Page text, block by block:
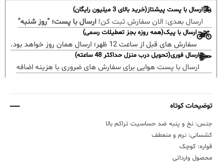
ارسال با پست پیشتاز(خرید بالای 3 میلیون رایگان)
ارسال بعدی: الان سفارش ثبت کن! ارسال با پست؛ "روز شنبه"
ارسال با پیک(همه روزه بجز تعطیلات رسمی)
سفارش های قبل از ساعت 12 ظهر؛ ارسال همان روز خواهد بود.
ارسال فوری(تحویل درب منزل حداکثر 48 ساعته)
ارسال با پست هوایی برای سفارش های ضروری با هزینه اضافه
توضیحات کوتاه
جنس: نخ و پنبه ضد حساسیت تراکم بالا
کشسانی: نرم و منعطف
قواره: کوچک
محصول وارداتی